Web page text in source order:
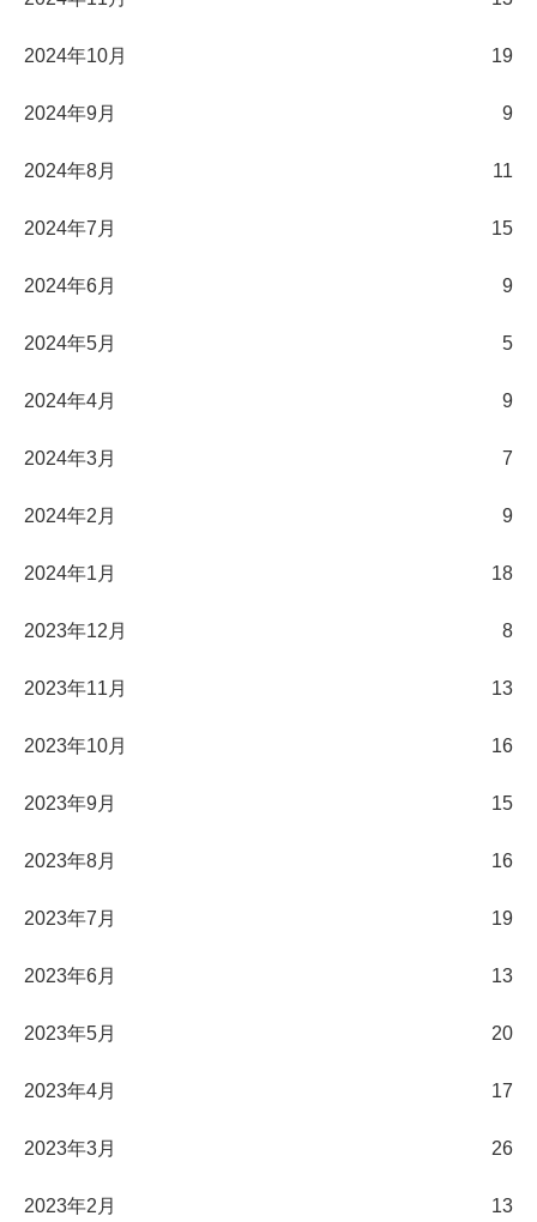
2024年10月 19
2024年9月 9
2024年8月 11
2024年7月 15
2024年6月 9
2024年5月 5
2024年4月 9
2024年3月 7
2024年2月 9
2024年1月 18
2023年12月 8
2023年11月 13
2023年10月 16
2023年9月 15
2023年8月 16
2023年7月 19
2023年6月 13
2023年5月 20
2023年4月 17
2023年3月 26
2023年2月 13